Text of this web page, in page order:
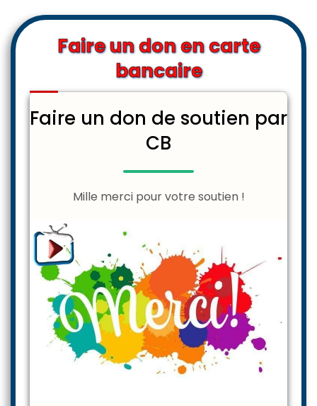
Faire un don en carte
bancaire
Faire un don de soutien par
CB
Mille merci pour votre soutien !